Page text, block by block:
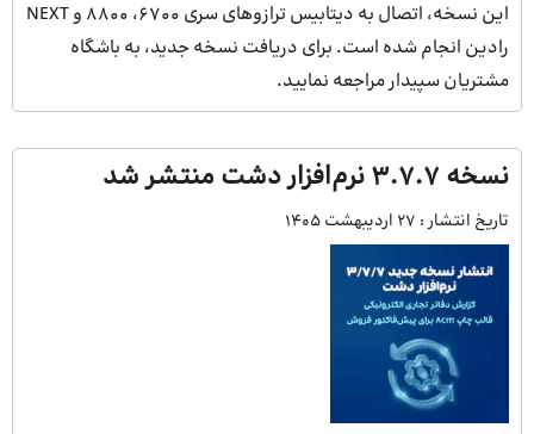
این نسخه، اتصال به دیتابیس ترازوهای سری 6700، 8800 و NEXT
رادین انجام شده است. برای دریافت نسخه جدید، به باشگاه
مشتریان سپیدار مراجعه نمایید.
نسخه 3.7.7 نرم‌افزار دشت منتشر شد
تاریخ انتشار : 27 اردیبهشت 1405